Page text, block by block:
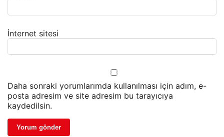
İnternet sitesi
Daha sonraki yorumlarımda kullanılması için adım, e-
posta adresim ve site adresim bu tarayıcıya
kaydedilsin.